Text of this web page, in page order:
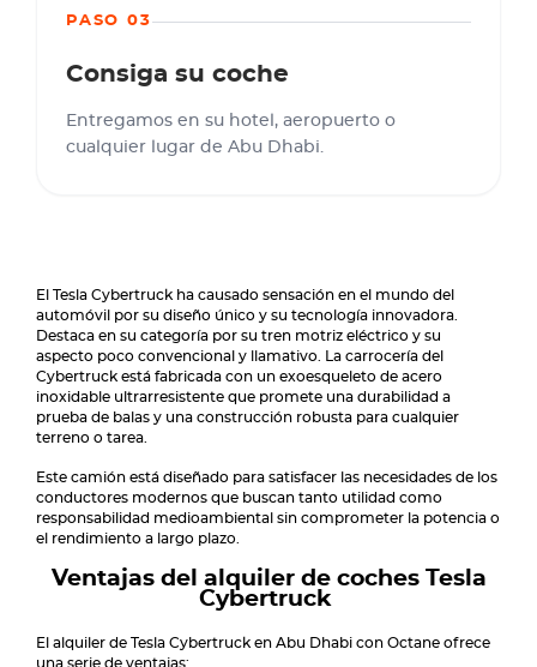
PASO 03
Consiga su coche
Entregamos en su hotel, aeropuerto o
cualquier lugar de Abu Dhabi.
El Tesla Cybertruck ha causado sensación en el mundo del
automóvil por su diseño único y su tecnología innovadora.
Destaca en su categoría por su tren motriz eléctrico y su
aspecto poco convencional y llamativo. La carrocería del
Cybertruck está fabricada con un exoesqueleto de acero
inoxidable ultrarresistente que promete una durabilidad a
prueba de balas y una construcción robusta para cualquier
terreno o tarea.
Este camión está diseñado para satisfacer las necesidades de los
conductores modernos que buscan tanto utilidad como
responsabilidad medioambiental sin comprometer la potencia o
el rendimiento a largo plazo.
Ventajas del alquiler de coches Tesla
Cybertruck
El alquiler de Tesla Cybertruck en Abu Dhabi con Octane ofrece
una serie de ventajas: